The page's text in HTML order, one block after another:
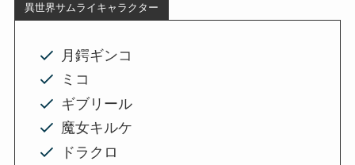
異世界サムライキャラクター
月鍔ギンコ
ミコ
ギブリール
魔女キルケ
ドラクロ